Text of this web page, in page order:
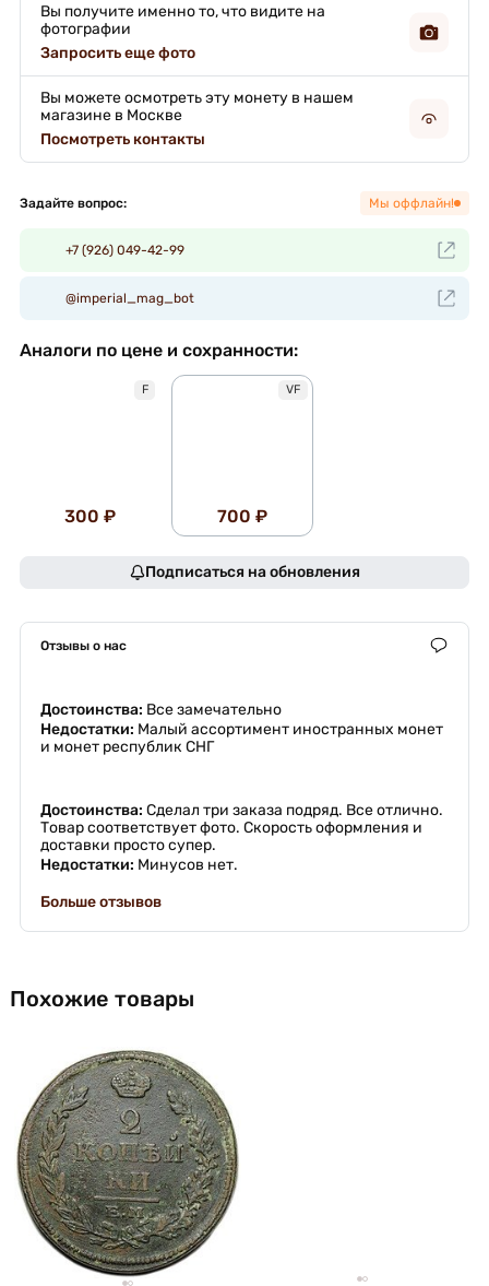
Вы получите именно то, что видите на
фотографии
Запросить еще фото
Вы можете осмотреть эту монету в нашем
магазине в Москве
Посмотреть контакты
Задайте вопрос: Мы оффлайн!
+7 (926) 049-42-99
@imperial_mag_bot
Аналоги по цене и сохранности:
F
300 ₽
VF
700 ₽
Подписаться на обновления
Отзывы о нас
Достоинства: Все замечательно
Недостатки: Малый ассортимент иностранных монет
и монет республик СНГ
Достоинства: Сделал три заказа подряд. Все отлично.
Товар соответствует фото. Скорость оформления и
доставки просто супер.
Недостатки: Минусов нет.
Больше отзывов
Похожие товары